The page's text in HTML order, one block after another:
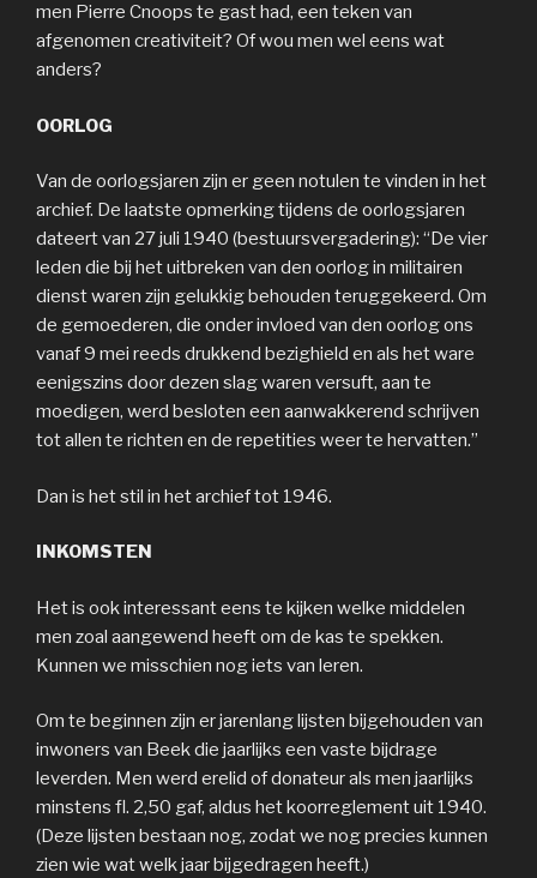
men Pierre Cnoops te gast had, een teken van
afgenomen creativiteit? Of wou men wel eens wat
anders?
OORLOG
Van de oorlogsjaren zijn er geen notulen te vinden in het
archief. De laatste opmerking tijdens de oorlogsjaren
dateert van 27 juli 1940 (bestuursvergadering): “De vier
leden die bij het uitbreken van den oorlog in militairen
dienst waren zijn gelukkig behouden teruggekeerd. Om
de gemoederen, die onder invloed van den oorlog ons
vanaf 9 mei reeds drukkend bezighield en als het ware
eenigszins door dezen slag waren versuft, aan te
moedigen, werd besloten een aanwakkerend schrijven
tot allen te richten en de repetities weer te hervatten.”
Dan is het stil in het archief tot 1946.
INKOMSTEN
Het is ook interessant eens te kijken welke middelen
men zoal aangewend heeft om de kas te spekken.
Kunnen we misschien nog iets van leren.
Om te beginnen zijn er jarenlang lijsten bijgehouden van
inwoners van Beek die jaarlijks een vaste bijdrage
leverden. Men werd erelid of donateur als men jaarlijks
minstens fl. 2,50 gaf, aldus het koorreglement uit 1940.
(Deze lijsten bestaan nog, zodat we nog precies kunnen
zien wie wat welk jaar bijgedragen heeft.)